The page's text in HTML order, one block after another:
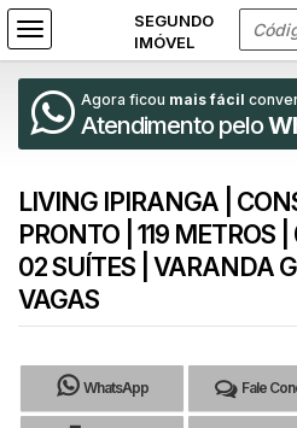
Agora ficou mais fácil
Atendimento pelo
LIVING IPIRANGA |
PRONTO | 119 METROS
02 SUÍTES | VARANDA
VAGAS
WhatsApp Fale